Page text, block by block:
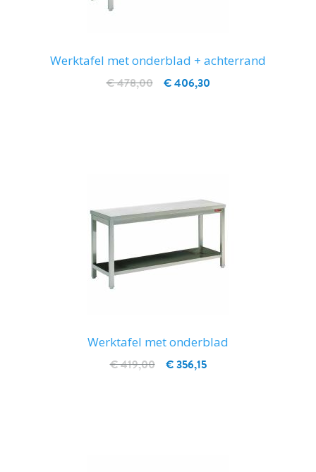
Werktafel met onderblad + achterrand
€ 406,30
€ 478,00
Werktafel met onderblad
€ 356,15
€ 419,00